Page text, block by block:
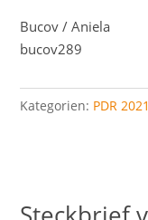
Bucov / Aniela
bucov289
Kategorien: PDR 2021